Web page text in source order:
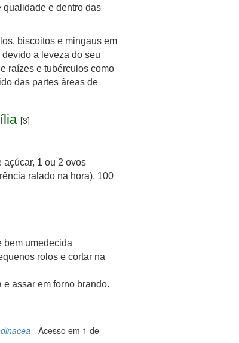
qualidade e dentro das
biscoitos e mingaus em
a leveza do seu
raízes e tubérculos como
das partes áreas de
[3]
1 ou 2 ovos
ralado na hora), 100
bem umedecida
rolos e cortar na
assar em forno brando.
- Acesso em 1 de